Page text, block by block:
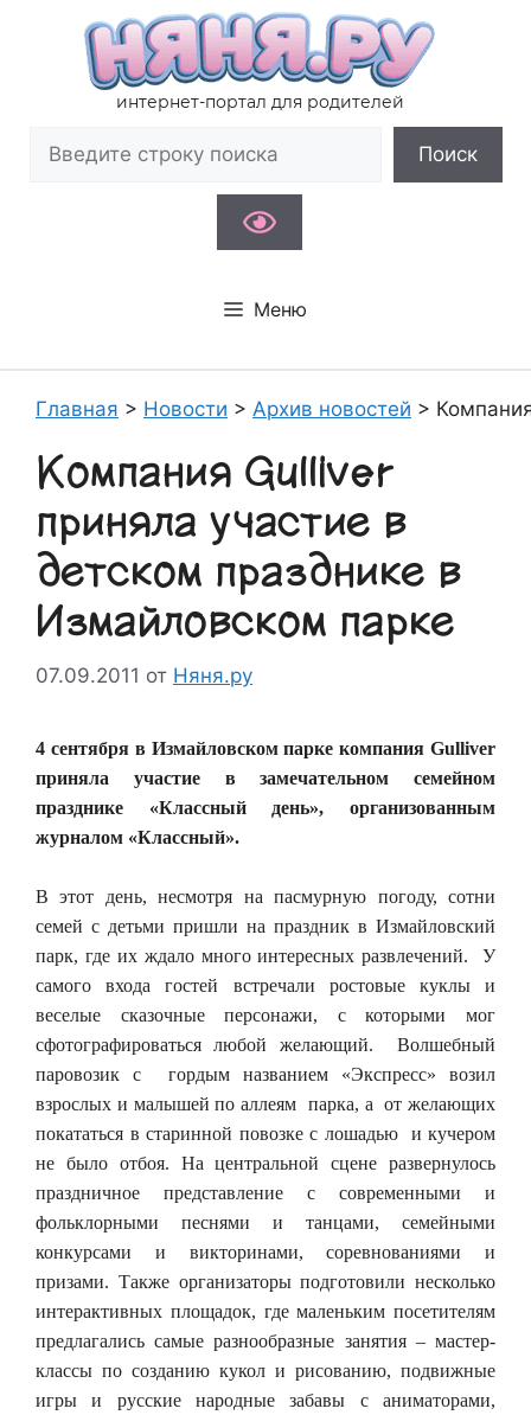
содержимому
интернет-портал для родителей
Поиск
Меню
Главная > Новости > Архив новостей >
Компания Gulliver
приняла участие в
детском празднике в
Измайловском парке
07.09.2011 от Няня.ру
4 сентября в Измайловском парке компания Gulliver
приняла участие в замечательном семейном
празднике «Классный день», организованным
журналом «Классный».
В этот день, несмотря на пасмурную погоду, сотни
семей с детьми пришли на праздник в Измайловский
парк, где их ждало много интересных развлечений. У
самого входа гостей встречали ростовые куклы и
веселые сказочные персонажи, с которыми мог
сфотографироваться любой желающий. Волшебный
паровозик с гордым названием «Экспресс» возил
взрослых и малышей по аллеям парка, а от желающих
покататься в старинной повозке с лошадью и кучером
не было отбоя. На центральной сцене развернулось
праздничное представление с современными и
фольклорными песнями и танцами, семейными
конкурсами и викторинами, соревнованиями и
призами. Также организаторы подготовили несколько
интерактивных площадок, где маленьким посетителям
предлагались самые разнообразные занятия – мастер-
классы по созданию кукол и рисованию, подвижные
игры и русские народные забавы с аниматорами,